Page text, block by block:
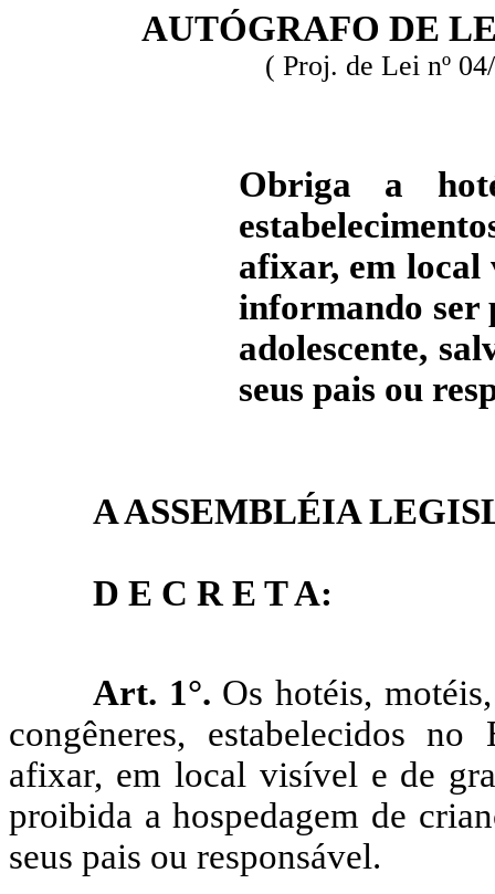
AUTÓGRAFO DE
( Proj. de Lei nº
Obriga a
afixar, em local
informando ser
adolescente,
seus pais ou
A ASSEMBLÉIA
D E C R E T A:
Art. 1°. Os hotéis,
congêneres, estabelecidos
afixar, em local visível e de
proibida a hospedagem de
seus pais ou responsável.